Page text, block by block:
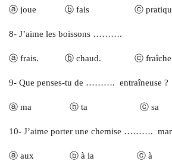
ⓐ joue ⓑ fais ⓒ
8- J’aime les boissons ……….
ⓐ frais. ⓑ chaud. ⓒ fraîche.
9- Que penses-tu de ………. entraîneuse ?
ⓐ ma ⓑ ta ⓒ sa
10- J’aime porter une chemise ……….
ⓐ aux ⓑ à la ⓒ